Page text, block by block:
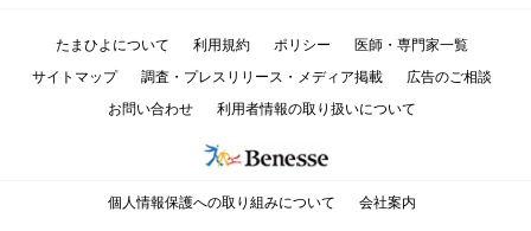
たまひよについて 利用規約 ポリシー
医師・専門家一覧
サイトマップ
調査・プレスリリース・メディア掲載
広告のご相談
お問い合わせ
利用者情報の取り扱いについて
個人情報保護への取り組みについて 会社案内